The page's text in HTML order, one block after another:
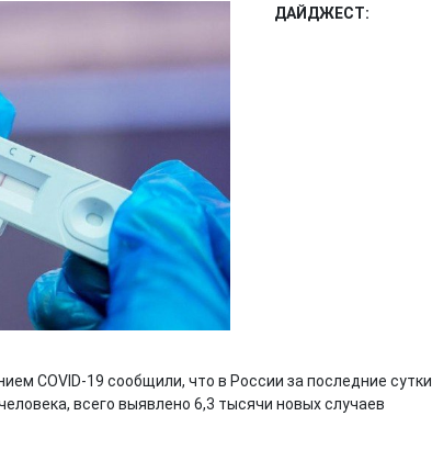
ДАЙДЖЕСТ:
COVID-19 сообщили, что в России за последние сутки
всего выявлено 6,3 тысячи новых случаев